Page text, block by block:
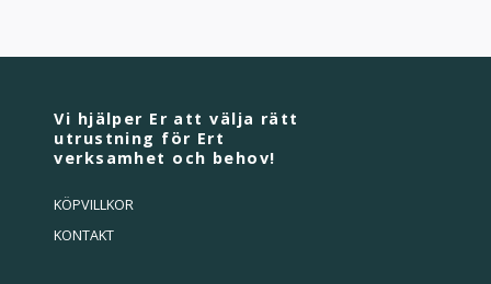
Vi hjälper Er att välja rätt
utrustning för Ert
verksamhet och behov!
KÖPVILLKOR
KONTAKT